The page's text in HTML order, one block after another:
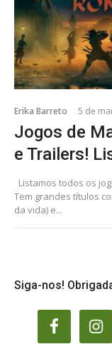
Erika Barreto 5 de
Jogos de
e Trailers!
Listamos todos os
Tem grandes títulos
da vida) e...
Siga-nos!